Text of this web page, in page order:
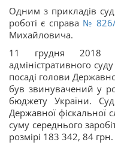
Одним з прикладів
роботі є справа №
Михайловича.
11 грудня 2018
адміністративного
посаді голови
був звинувачений у
бюджету України.
Державної фіскальної
суму середнього
розмірі 183 342, 84 грн.